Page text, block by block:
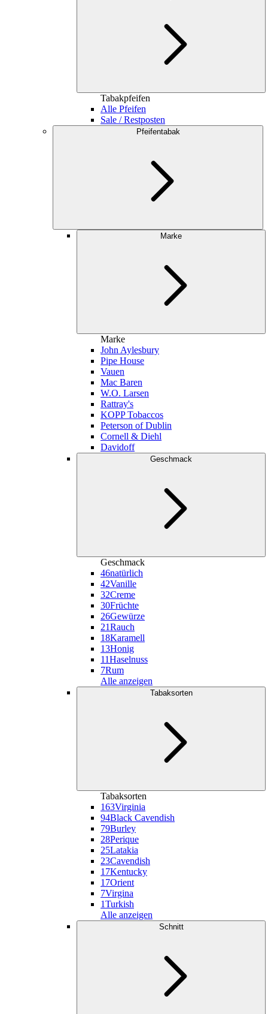
Tabakpfeifen
Alle Pfeifen
Sale / Restposten
Pfeifentabak
Marke
Marke
John Aylesbury
Pipe House
Vauen
Mac Baren
W.O. Larsen
Rattray's
KOPP Tobaccos
Peterson of Dublin
Cornell & Diehl
Davidoff
Geschmack
Geschmack
46natürlich
42Vanille
32Creme
30Früchte
26Gewürze
21Rauch
18Karamell
13Honig
11Haselnuss
7Rum
Alle anzeigen
Tabaksorten
Tabaksorten
163Virginia
94Black Cavendish
79Burley
28Perique
25Latakia
23Cavendish
17Kentucky
17Orient
7Virgina
1Turkish
Alle anzeigen
Schnitt